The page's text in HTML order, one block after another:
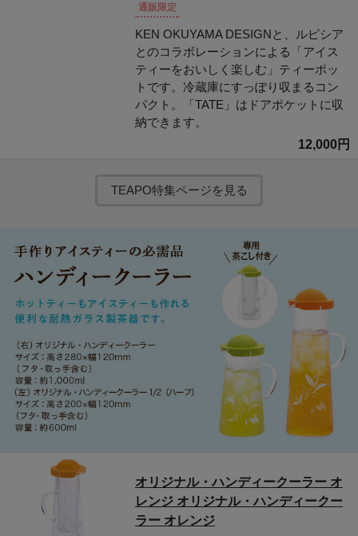
通販限定
KEN OKUYAMA DESIGNと、ルピシア
とのコラボレーションによる「アイス
ティーをおいしく楽しむ」ティーポッ
トです。冷蔵庫にすっぽり収まるコン
パクト。「TATE」はドアポケットに収
納できます。
12,000円
TEAPO特集ページを見る
オリジナル・ハンディークーラー オ
レンジ オリジナル・ハンディークー
ラー オレンジ